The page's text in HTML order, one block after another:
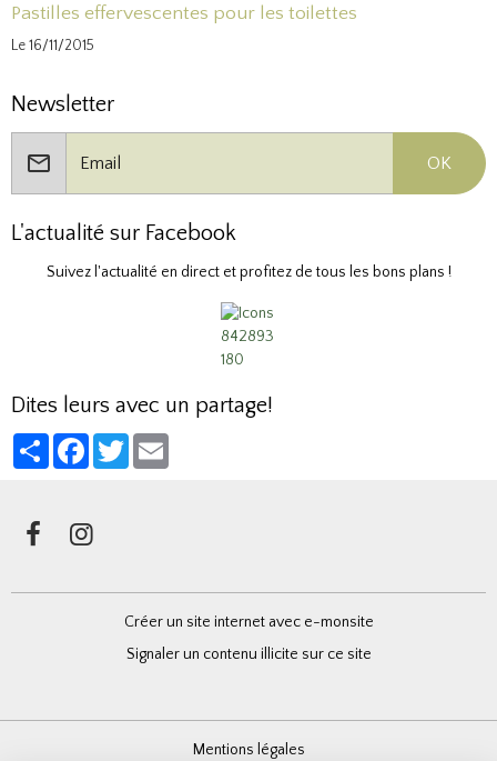
Pastilles effervescentes pour les toilettes
Le 16/11/2015
Newsletter
OK
L'actualité sur Facebook
Suivez l'actualité en direct et profitez de tous les bons plans !
Dites leurs avec un partage!
PartagerFacebookTwitter
Créer un site internet avec e-monsite
Signaler un contenu illicite sur ce site
Mentions légales